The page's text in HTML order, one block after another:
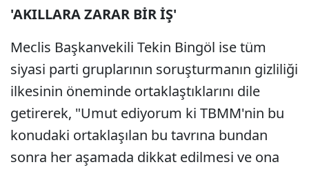
'AKILLARA ZARAR BİR İŞ'
Meclis Başkanvekili Tekin Bingöl ise tüm
siyasi parti gruplarının soruşturmanın gizliliği
ilkesinin öneminde ortaklaştıklarını dile
getirerek, "Umut ediyorum ki TBMM'nin bu
konudaki ortaklaşılan bu tavrına bundan
sonra her aşamada dikkat edilmesi ve ona